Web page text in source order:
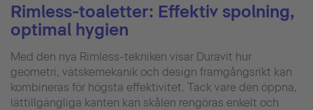
Rimless-toaletter: Effektiv spolning,
optimal hygien
Med den nya Rimless-tekniken visar Duravit hur
geometri, vätskemekanik och design framgångsrikt kan
kombineras för högsta effektivitet. Tack vare den öppna,
lättillgängliga kanten kan skålen rengöras enkelt och